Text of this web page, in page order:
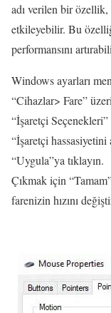
adı verilen bir özellik,
etkileyebilir. Bu
performansını
Windows ayarları
“Cihazlar> Fare”
“İşaretçi Seçenekleri”
“İşaretçi hassasiyetini
“Uygula”ya tıklayın.
Çıkmak için
farenizin hızını